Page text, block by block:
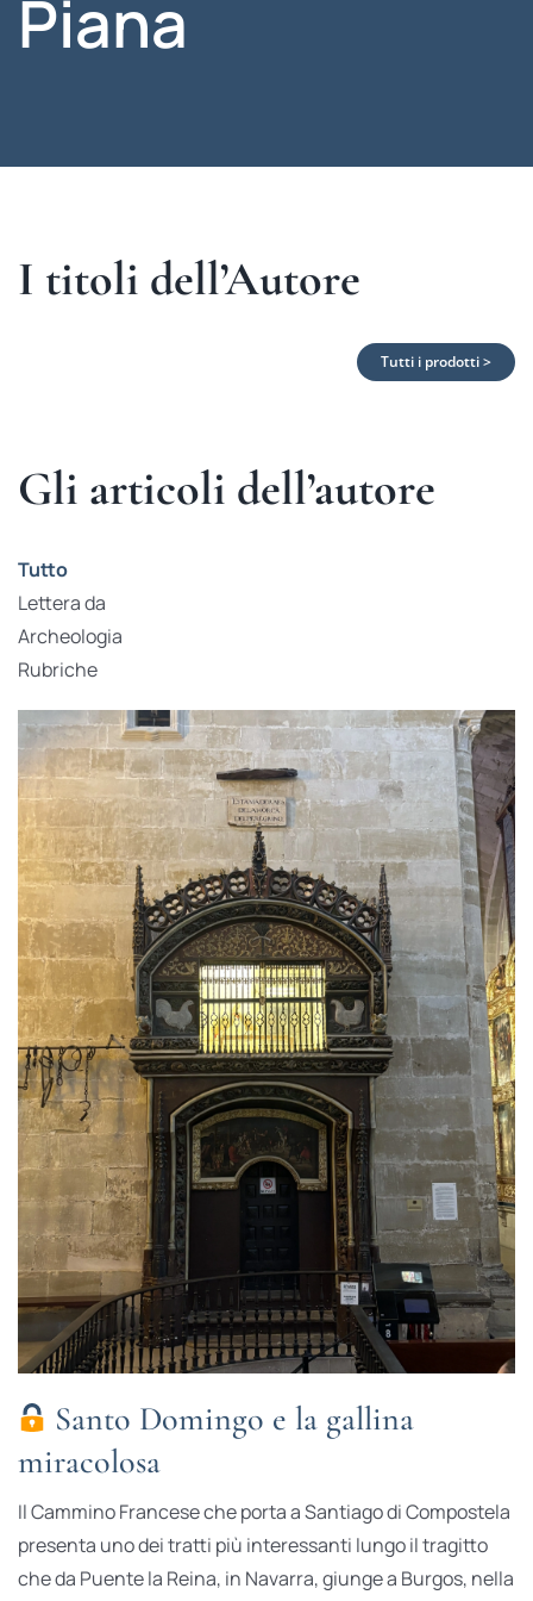
Piana
I titoli dell’Autore
Tutti i prodotti >
Gli articoli dell’autore
Tutto
Lettera da
Archeologia
Rubriche
Santo Domingo e la gallina
miracolosa
Il Cammino Francese che porta a Santiago di Compostela
presenta uno dei tratti più interessanti lungo il tragitto
che da Puente la Reina, in Navarra, giunge a Burgos, nella